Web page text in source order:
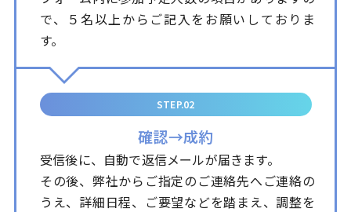
で、５名以上からご記入をお願いしておりま
す。
STEP.02
確認→成約
受信後に、自動で返信メールが届きます。
その後、弊社からご指定のご連絡先へご連絡の
うえ、詳細日程、ご要望などを踏まえ、調整を